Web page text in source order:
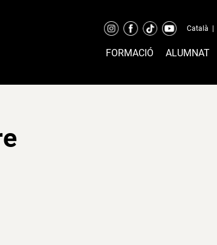
Català
FORMACIÓ ALUMNAT